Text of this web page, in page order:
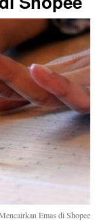
Emas di Shopee